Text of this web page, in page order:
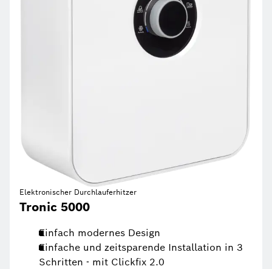
Elektronischer Durchlauferhitzer
Tronic 5000
Einfach modernes Design
Einfache und zeitsparende Installation in 3
Schritten - mit Clickfix 2.0